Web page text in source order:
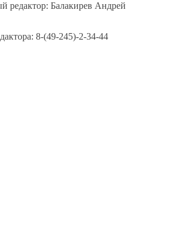
редактор: Балакирев Андрей
8-(49-245)-2-34-44